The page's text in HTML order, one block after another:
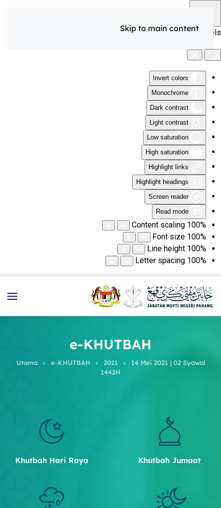
Accessibility Tools
Invert colors
Monochrome
Dark contrast
Light contrast
Low saturation
High saturation
Highlight links
Highlight headings
Screen reader
Read mode
Content scaling 100%
Font size 100%
Line height 100%
Letter spacing 100%
Skip to main content
e-KHUTBAH
Utama e-KHUTBAH 2021
14 Mei 2021 | 02 Syawal
1442H
Khutbah Jumaat
Khutbah Hari Raya